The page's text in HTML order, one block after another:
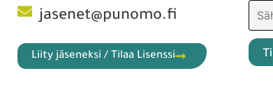
jasenet@punomo.fi
Liity jäseneksi / Tilaa Lisenssi